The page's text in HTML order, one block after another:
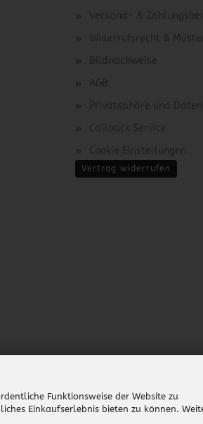
Funktionsweise der Website zu
Einkaufserlebnis bieten zu können.
Versand- &
Widerrufsrecht &
Bildnachweise
AGB
Privatsphäre und
Callback Service
Cookie Einstellungen
Vertrag widerrufen
erstellenmit Gambio.de © 2026